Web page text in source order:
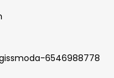
6546988778